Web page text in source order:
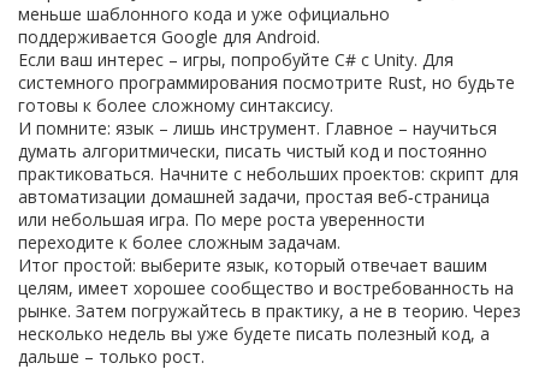
меньше шаблонного кода и уже официально
поддерживается Google для Android.
Если ваш интерес – игры, попробуйте C# с Unity. Для
системного программирования посмотрите Rust, но будьте
готовы к более сложному синтаксису.
И помните: язык – лишь инструмент. Главное – научиться
думать алгоритмически, писать чистый код и постоянно
практиковаться. Начните с небольших проектов: скрипт для
автоматизации домашней задачи, простая веб‑страница
или небольшая игра. По мере роста уверенности
переходите к более сложным задачам.
Итог простой: выберите язык, который отвечает вашим
целям, имеет хорошее сообщество и востребованность на
рынке. Затем погружайтесь в практику, а не в теорию. Через
несколько недель вы уже будете писать полезный код, а
дальше – только рост.